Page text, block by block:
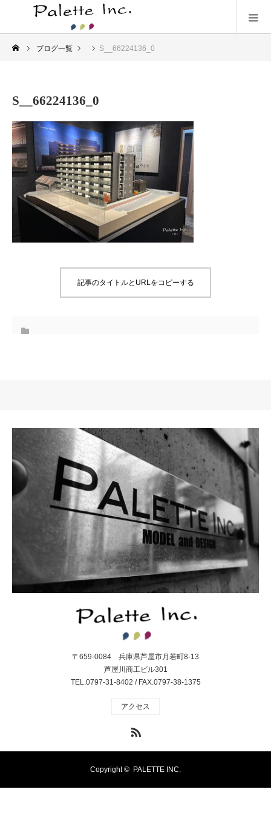
ブログ一覧 S__66224136_0
S__66224136_0
記事のタイトルとURLをコピーする
〒659-0084 兵庫県芦屋市月若町8-13
芦屋川商工ビル301
TEL.0797-31-8402 / FAX.0797-38-1375
アクセス
Copyright © PALETTE INC.